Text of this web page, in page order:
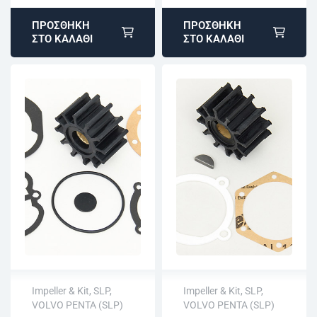
ΠΡΟΣΘΉΚΗ
ΣΤΟ ΚΑΛΆΘΙ
ΠΡΟΣΘΉΚΗ
ΣΤΟ ΚΑΛΆΘΙ
Impeller & Kit, SLP,
VOLVO PENTA (SLP)
Impeller & Kit, SLP,
VOLVO PENTA (SLP)